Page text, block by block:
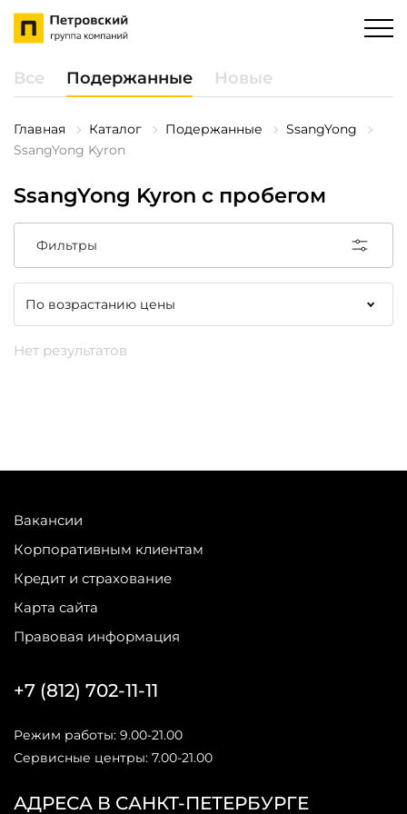
Все Подержанные Новые
Главная Каталог Подержанные
SsangYong
SsangYong Kyron
SsangYong Kyron с пробегом
Фильтры
Нет результатов
Вакансии
Корпоративным клиентам
Кредит и страхование
Карта сайта
Правовая информация
АДРЕСА В САНКТ-ПЕТЕРБУРГЕ
+7 (812) 702-11-11
Режим работы: 9.00-21.00
Сервисные центры: 7.00-21.00